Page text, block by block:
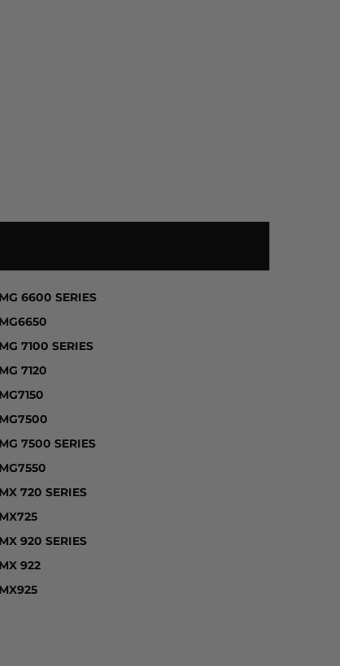
SERIES, PIXMA IP 8720, PIXMA IP8750,
6600 SERIES
7100 SERIES
7120
7500 SERIES
720 SERIES
920 SERIES
922